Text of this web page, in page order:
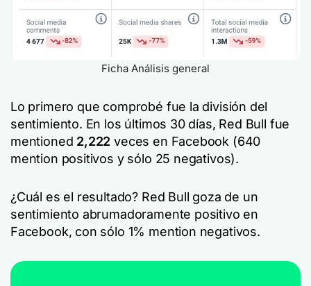
Ficha Análisis general
Lo primero que comprobé fue la división del
sentimiento. En los últimos 30 días, Red Bull fue
mentioned 2,222 veces en Facebook (640
mention positivos y sólo 25 negativos).
¿Cuál es el resultado? Red Bull goza de un
sentimiento abrumadoramente positivo en
Facebook, con sólo 1% mention negativos.